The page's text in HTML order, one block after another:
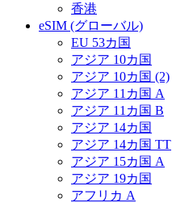
香港
eSIM (グローバル)
EU 53カ国
アジア 10カ国
アジア 10カ国 (2)
アジア 11カ国 A
アジア 11カ国 B
アジア 14カ国
アジア 14カ国 TT
アジア 15カ国 A
アジア 19カ国
アフリカ A